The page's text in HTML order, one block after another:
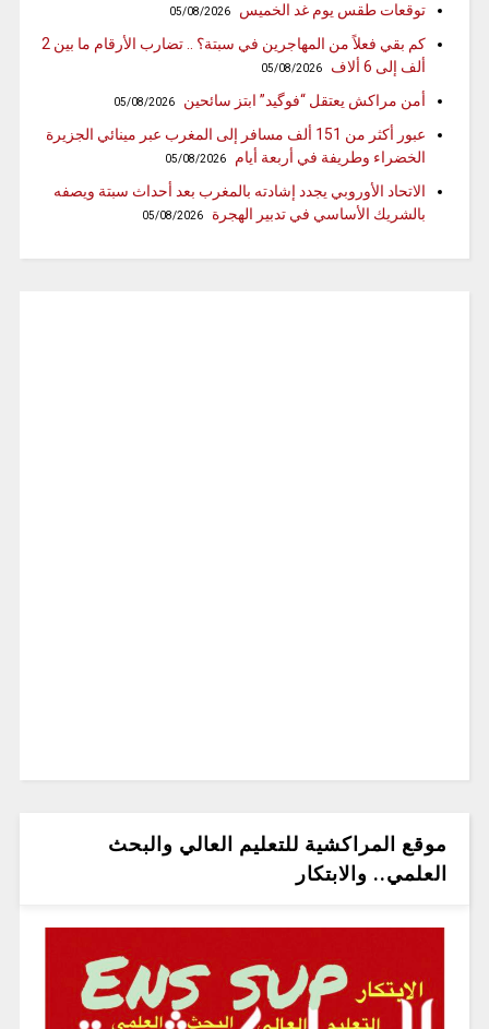
توقعات طقس يوم غد الخميس 05/08/2026
كم بقي فعلاً من المهاجرين في سبتة؟ .. تضارب الأرقام ما بين 2
ألف إلى 6 ألاف
05/08/2026
أمن مراكش يعتقل “فوگيد” ابتز سائحين 05/08/2026
عبور أكثر من 151 ألف مسافر إلى المغرب عبر مينائي الجزيرة
الخضراء وطريفة في أربعة أيام
05/08/2026
الاتحاد الأوروبي يجدد إشادته بالمغرب بعد أحداث سبتة ويصفه
بالشريك الأساسي في تدبير الهجرة
05/08/2026
موقع المراكشية للتعليم العالي والبحث
العلمي.. والابتكار